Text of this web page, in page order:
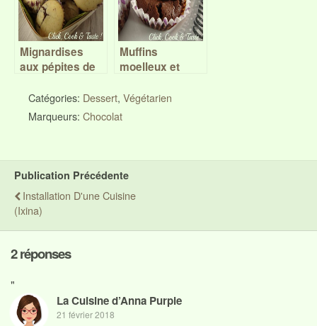
Mignardises
aux pépites de
Muffins
moelleux et
chocolat
Catégories: Dessert, Végétarien
Marqueurs: Chocolat
Publication Précédente
Installation D'une Cuisine
(Ixina)
2 réponses
"
La Cuisine d’Anna Purple
21 février 2018